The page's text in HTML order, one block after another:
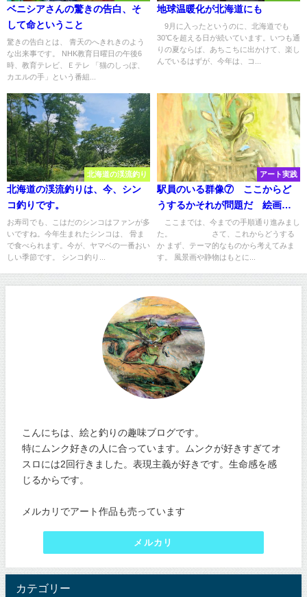
ベニシアさんの驚きの告白、そ
して命ということ
驚きの告白とは、 青天のへきれきのよう
な出来事です。 NHK教育日曜日の午後6
時、教育テレビ、Ｅテレ 「猫のしっぽ、
カエルの手」という番組...
地球温暖化が北海道にも
9月に入ったというのに、北海道でも
30℃を超える日が続いています。いつも通
りの夏ならば、あちこちに出かけて、楽し
んでいるはずが、今年は、コ...
北海道の渓流釣り
北海道の渓流釣りは、今、シン
コ釣りです。
お寿司でも、こはだのシンコはファンが多
いですね。今年生まれたシンコは、 骨ま
で食べられます。今が、ヤマベの一番おい
しい季節です。 シンコ釣り...
アート実践
駅員のいる群像⑦ ここからど
うするかそれが問題だ 絵画の
造形
ここまでは、今までの手順通り進みまし
た。 さて、これからどうする
か まず、テーマ的なものから考えてみま
す。 風景画や静物はもとに...
こんにちは、絵と釣りの趣味ブログです。
特にムンク好きの人に合っています。ムンクが好きすぎてオ
スロには2回行きました。表現主義が好きです。生命感を感
じるからです。
メルカリでアート作品も売っています
メルカリ
カテゴリー